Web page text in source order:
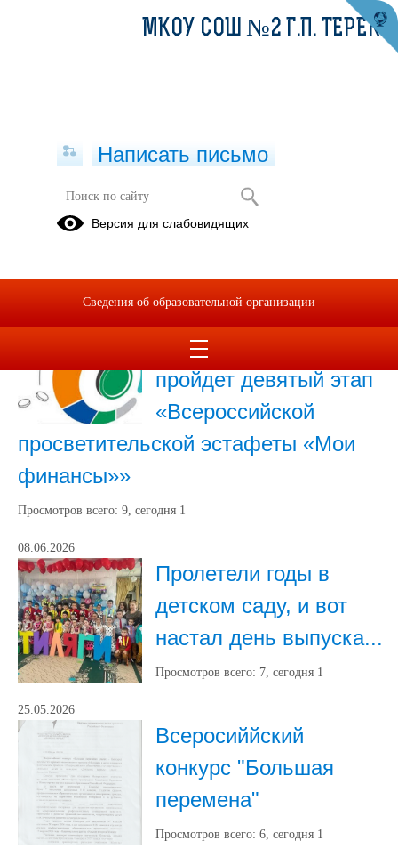
Новости
с 23 апреля по 1
августа 2026 года
пройдет девятый этап
«Всероссийской
просветительской эстафеты «Мои
финансы»»
Просмотров всего: 9, сегодня 1
08.06.2026
Пролетели годы в
детском саду, и вот
настал день выпуска...
Просмотров всего: 7, сегодня 1
25.05.2026
Всеросиййский
конкурс "Большая
перемена"
Просмотров всего: 6, сегодня 1
МКОУ СОШ №2 Г.П. ТЕРЕК
Написать письмо
Версия для слабовидящих
Сведения об образовательной организации